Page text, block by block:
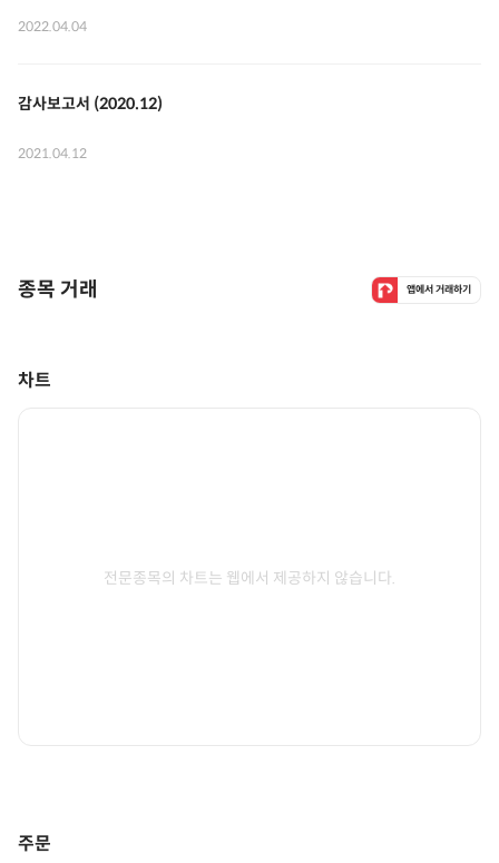
2022.04.04
감사보고서 (2020.12)
2021.04.12
종목 거래 앱에서 거래하기
차트
전문종목의 차트는 웹에서 제공하지 않습니다.
주문